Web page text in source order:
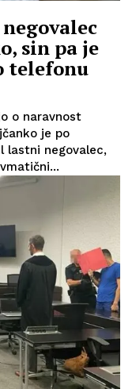
sin pa je
telefonu
o naravnost
je po
lastni negovalec,